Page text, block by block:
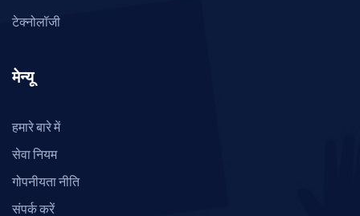
टेक्नोलॉजी
मेन्यू
हमारे बारे में
सेवा नियम
गोपनीयता नीति
संपर्क करें